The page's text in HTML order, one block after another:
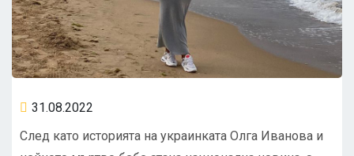
31.08.2022
След като историята на украинката Олга Иванова и